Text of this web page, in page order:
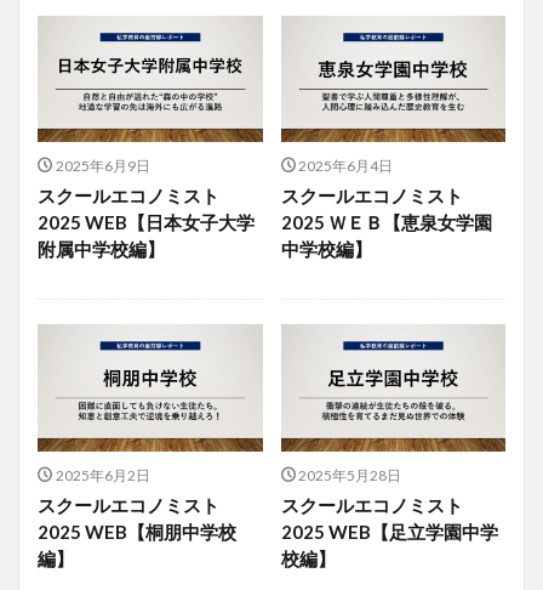
2025年6月9日
スクールエコノミスト
2025 WEB【日本女子大学
附属中学校編】
2025年6月4日
スクールエコノミスト
2025 ＷＥＢ【恵泉女学園
中学校編】
2025年6月2日
スクールエコノミスト
2025 WEB【桐朋中学校
編】
2025年5月28日
スクールエコノミスト
2025 WEB【足立学園中学
校編】